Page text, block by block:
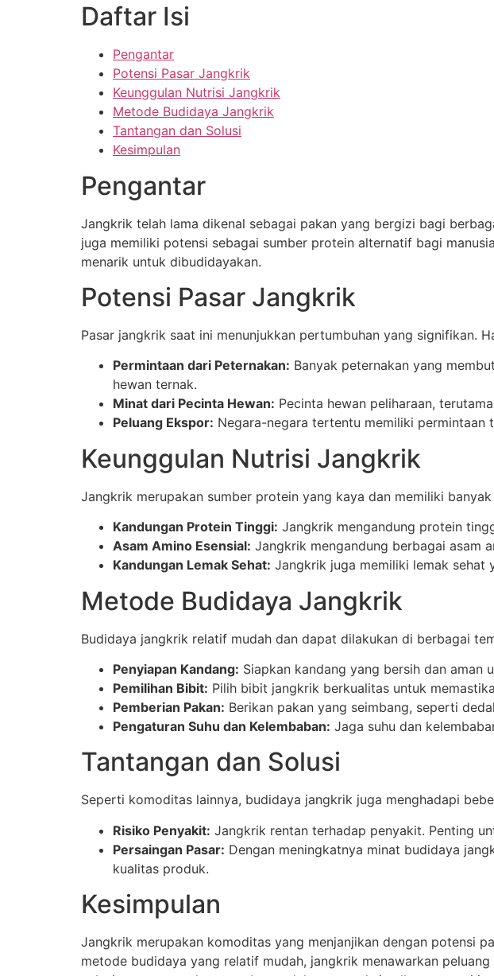
Daftar Isi
Pengantar
Potensi Pasar Jangkrik
Keunggulan Nutrisi Jangkrik
Metode Budidaya Jangkrik
Tantangan dan Solusi
Kesimpulan
Pengantar
Jangkrik telah lama dikenal sebagai pakan yang bergizi bagi
juga memiliki potensi sebagai sumber protein alternatif bagi
menarik untuk dibudidayakan.
Potensi Pasar Jangkrik
Pasar jangkrik saat ini menunjukkan pertumbuhan yang signifikan.
Permintaan dari Peternakan: Banyak peternakan yang
hewan ternak.
Minat dari Pecinta Hewan: Pecinta hewan peliharaan,
Peluang Ekspor: Negara-negara tertentu memiliki permintaan
Keunggulan Nutrisi Jangkrik
Jangkrik merupakan sumber protein yang kaya dan memiliki
Kandungan Protein Tinggi: Jangkrik mengandung protein
Asam Amino Esensial: Jangkrik mengandung berbagai asam
Kandungan Lemak Sehat: Jangkrik juga memiliki lemak sehat
Metode Budidaya Jangkrik
Budidaya jangkrik relatif mudah dan dapat dilakukan di berbagai
Penyiapan Kandang: Siapkan kandang yang bersih dan aman
Pemilihan Bibit: Pilih bibit jangkrik berkualitas untuk
Pemberian Pakan: Berikan pakan yang seimbang, seperti
Pengaturan Suhu dan Kelembaban: Jaga suhu dan
Tantangan dan Solusi
Seperti komoditas lainnya, budidaya jangkrik juga menghadapi
Risiko Penyakit: Jangkrik rentan terhadap penyakit. Penting
Persaingan Pasar: Dengan meningkatnya minat budidaya
kualitas produk.
Kesimpulan
Jangkrik merupakan komoditas yang menjanjikan dengan potensi
metode budidaya yang relatif mudah, jangkrik menawarkan